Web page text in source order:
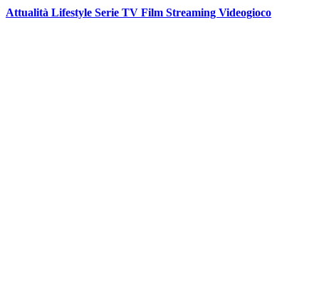
Attualità Lifestyle Serie TV Film Streaming Videogioco